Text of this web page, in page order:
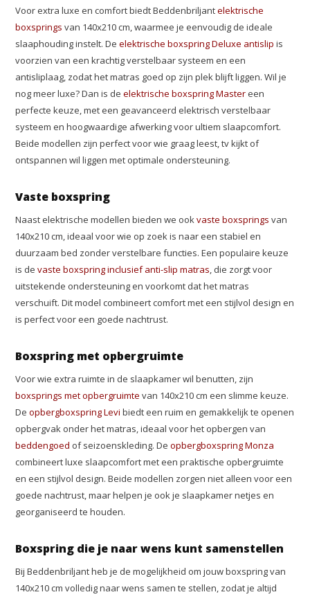
Voor extra luxe en comfort biedt Beddenbriljantelektrische
boxsprings van 140x210 cm, waarmee je eenvoudig de ideale
slaaphouding instelt. De elektrische boxspring Deluxe antislip is
voorzien van een krachtig verstelbaar systeem en een
antisliplaag, zodat het matras goed op zijn plek blijft liggen. Wil je
nog meer luxe? Dan is de elektrische boxspring Master een
perfecte keuze, met een geavanceerd elektrisch verstelbaar
systeem en hoogwaardige afwerking voor ultiem slaapcomfort.
Beide modellen zijn perfect voor wie graag leest, tv kijkt of
ontspannen wil liggen met optimale ondersteuning.
Vaste boxspring
Naast elektrische modellen bieden we ookvaste boxsprings van
140x210 cm, ideaal voor wie op zoek is naar een stabiel en
duurzaam bed zonder verstelbare functies. Een populaire keuze
is de vaste boxspring inclusief anti-slip matras, die zorgt voor
uitstekende ondersteuning en voorkomt dat het matras
verschuift. Dit model combineert comfort met een stijlvol design en
is perfect voor een goede nachtrust.
Boxspring met opbergruimte
Voor wie extra ruimte in de slaapkamer wil benutten, zijn
boxsprings met opbergruimte van 140x210 cm een slimme keuze.
De opbergboxspring Levi biedt een ruim en gemakkelijk te openen
opbergvak onder het matras, ideaal voor het opbergen van
beddengoed of seizoenskleding. De opbergboxspring Monza
combineert luxe slaapcomfort met een praktische opbergruimte
en een stijlvol design. Beide modellen zorgen niet alleen voor een
goede nachtrust, maar helpen je ook je slaapkamer netjes en
georganiseerd te houden.
Boxspring die je naar wens kunt samenstellen
Bij Beddenbriljant heb je de mogelijkheid om jouw boxspring van
140x210 cm volledig naar wens samen te stellen, zodat je altijd